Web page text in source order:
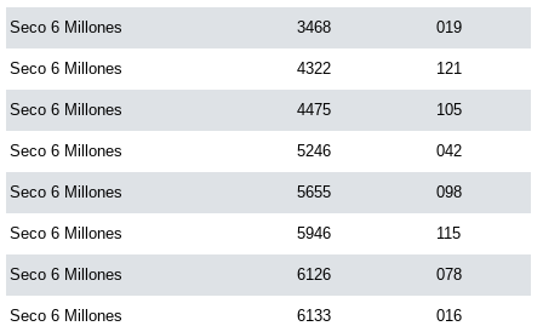
Saman de la suerte
Sinuano Día
Sinuano Noche
Super Chontico Noche
Seco 6 Millones 3468 019
Seco 6 Millones 4322 121
Seco 6 Millones 4475 105
Seco 6 Millones 5246 042
Seco 6 Millones 5655 098
Seco 6 Millones 5946 115
Seco 6 Millones 6126 078
Seco 6 Millones 6133 016